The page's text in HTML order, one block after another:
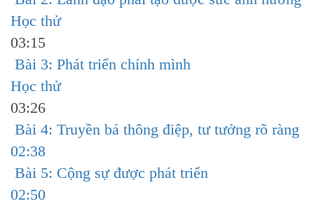
Học thử
03:15
Bài 3: Phát triển chính mình
Học thử
03:26
Bài 4: Truyền bá thông điệp, tư tưởng rõ ràng
02:38
Bài 5: Cộng sự được phát triển
02:50